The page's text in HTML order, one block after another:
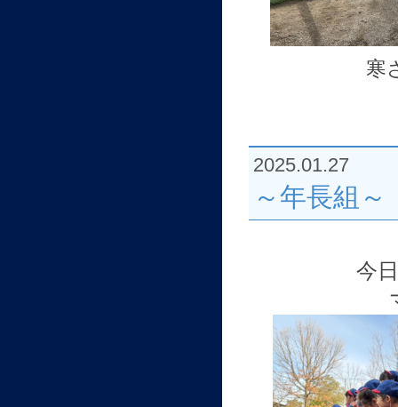
寒
2025.01.27
～年長組～
今